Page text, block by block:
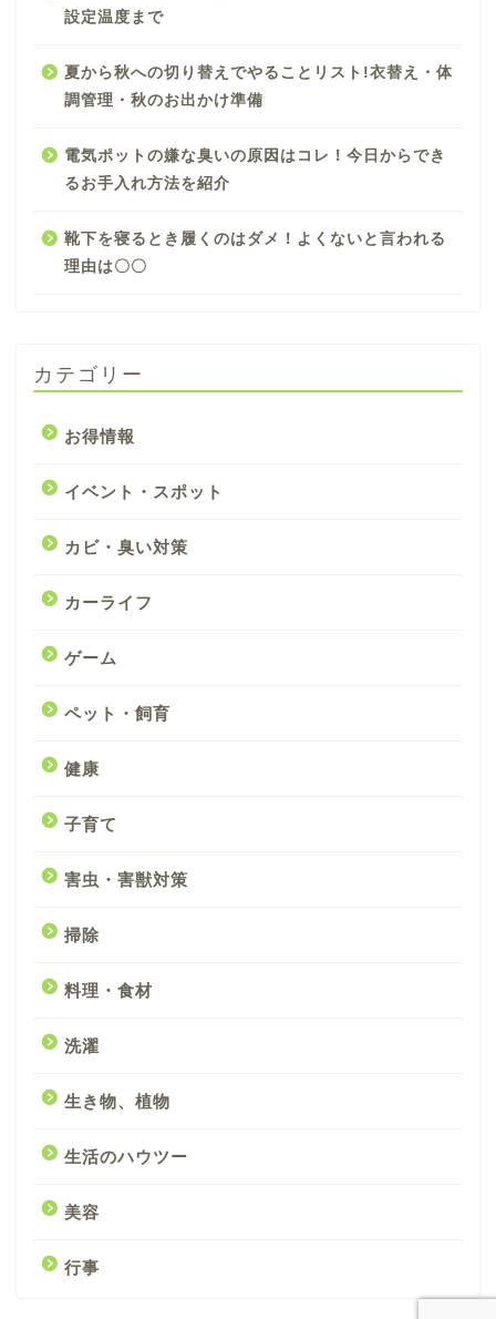
設定温度まで
夏から秋への切り替えでやることリスト!衣替え・体
調管理・秋のお出かけ準備
電気ポットの嫌な臭いの原因はコレ！今日からでき
るお手入れ方法を紹介
靴下を寝るとき履くのはダメ！よくないと言われる
理由は〇〇
カテゴリー
お得情報
イベント・スポット
カビ・臭い対策
カーライフ
ゲーム
ペット・飼育
健康
子育て
害虫・害獣対策
掃除
料理・食材
洗濯
生き物、植物
生活のハウツー
美容
行事